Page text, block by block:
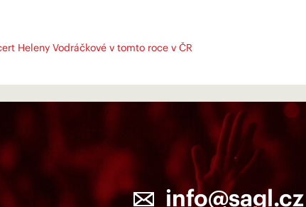
Heleny Vodráčkové v tomto roce v ČR
info@sagl.cz